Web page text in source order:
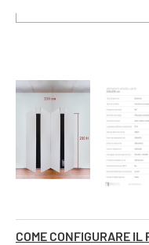
COME CONFIGURARE IL